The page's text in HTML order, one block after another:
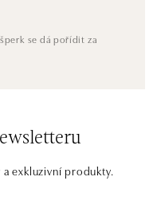
se dá pořídit za
exkluzivní produkty.